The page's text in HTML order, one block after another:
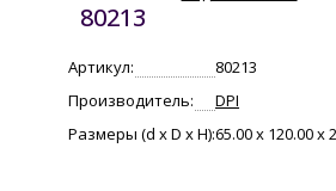
80213
Артикул:
80213
Производитель:
DPI
Размеры (d x D x H):65.00 x 120.00 x